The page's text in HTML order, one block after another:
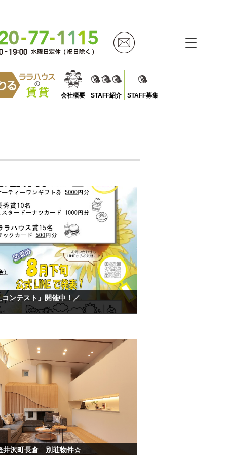
会社概要 STAFF紹介 STAFF募集
ンテスト」開催中！／
井沢町長倉 別荘物件☆